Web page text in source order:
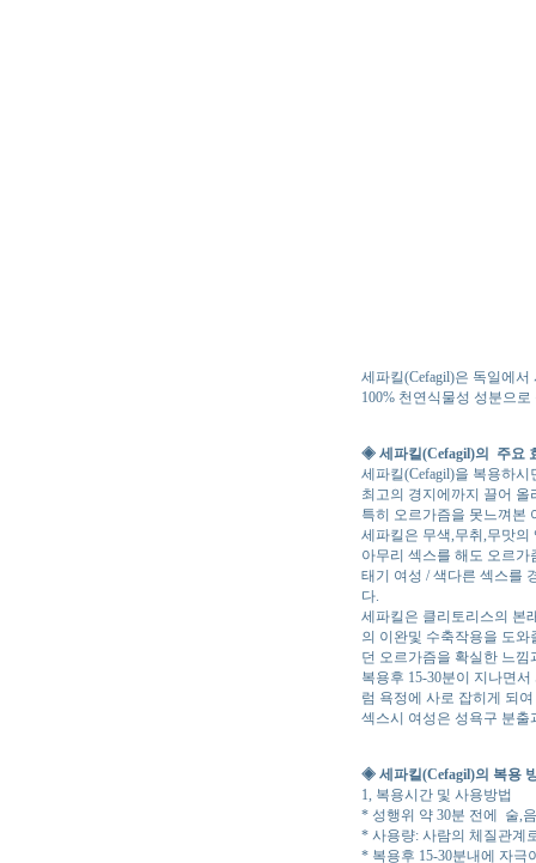
세파킬(Cefagil)은 독일에
100% 천연식물성 성분으
◈ 세파킬(Cefagil)의 주요
세파킬(Cefagil)을 복용하
최고의 경지에까지 끌어
특히 오르가즘을 못느껴본
세파킬은 무색,무취,무맛
아무리 섹스를 해도 오르
태기 여성 / 색다른 섹스를
다.
세파킬은 클리토리스의 본
의 이완및 수축작용을 도
던 오르가즘을 확실한 느
복용후 15-30분이 지나면
럼 욕정에 사로 잡히게 되
섹스시 여성은 성욕구 분
◈ 세파킬(Cefagil)의 복용
1, 복용시간 및 사용방법
* 성행위 약 30분 전에 술,
* 사용량: 사람의 체질관계
* 복용후 15-30분내에 자